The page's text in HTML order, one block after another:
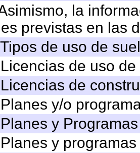
la
previstas en las
de uso de
de uso
de
y/o
y
y